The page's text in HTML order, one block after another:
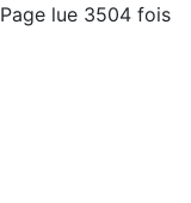
Page lue 3504 fois